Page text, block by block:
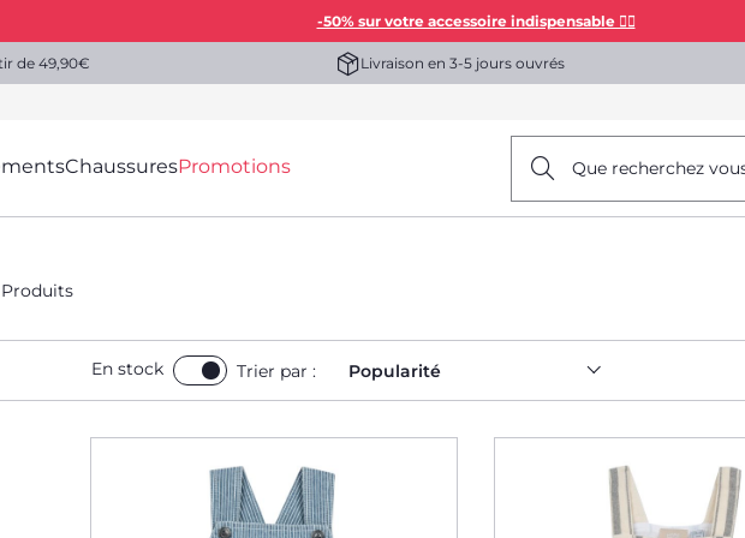
-50% sur votre accessoire indispensable 👯‍♀️
de 49,90€ Livraison en 3-5 jours ouvrés
ChaussuresPromotions Que recherchez
En stock Trier par : Popularité